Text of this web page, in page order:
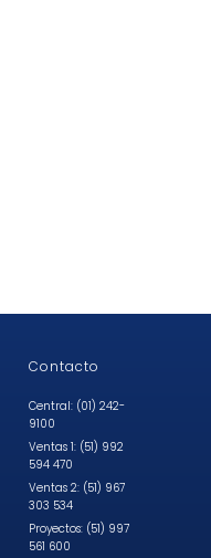
Contacto
Central: (01) 242-
9100
Ventas 1: (51) 992
594 470
Ventas 2: (51) 967
303 534
Proyectos: (51) 997
561 600